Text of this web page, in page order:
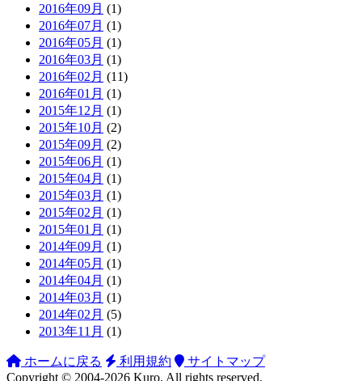
2016年09月 (1)
2016年07月 (1)
2016年05月 (1)
2016年03月 (1)
2016年02月 (11)
2016年01月 (1)
2015年12月 (1)
2015年10月 (2)
2015年09月 (2)
2015年06月 (1)
2015年04月 (1)
2015年03月 (1)
2015年02月 (1)
2015年01月 (1)
2014年09月 (1)
2014年05月 (1)
2014年04月 (1)
2014年03月 (1)
2014年02月 (5)
2013年11月 (1)
ホームに戻る 利用規約
サイトマップ
Copyright © 2004-2026 Kuro. All rights reserved.